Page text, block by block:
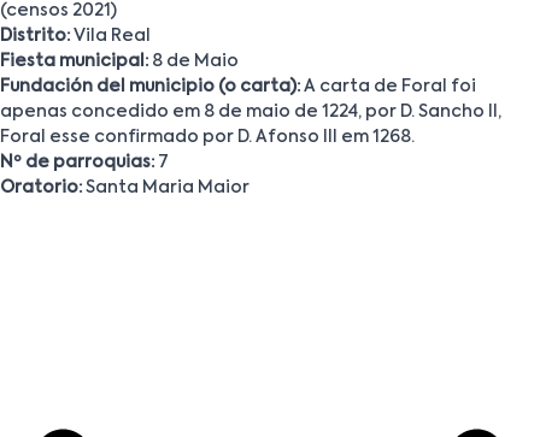
(censos 2021)
Distrito: Vila Real
Fiesta municipal: 8 de Maio
Fundación del municipio (o carta): A carta de Foral foi
apenas concedido em 8 de maio de 1224, por D. Sancho II,
Foral esse confirmado por D. Afonso III em 1268.
Nº de parroquias: 7
Oratorio: Santa Maria Maior